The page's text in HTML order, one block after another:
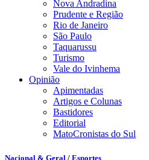
Nova Andradina
Prudente e Região
Rio de Janeiro
São Paulo
Taquarussu
Turismo
Vale do Ivinhema
Opinião
Apimentadas
Artigos e Colunas
Bastidores
Editorial
MatoCronistas do Sul
Nacional & Geral / Esportes